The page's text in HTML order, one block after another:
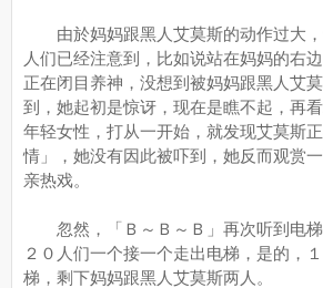
由於妈妈跟黑人艾莫斯的动作过大，
人们已经注意到，比如说站在妈妈的右
正在闭目养神，没想到被妈妈跟黑人艾
到，她起初是惊讶，现在是瞧不起，再
年轻女性，打从一开始，就发现艾莫斯
情」，她没有因此被吓到，她反而观赏
亲热戏。
忽然，「Ｂ～Ｂ～Ｂ」再次听到电梯
２０人们一个接一个走出电梯，是的，
梯，剩下妈妈跟黑人艾莫斯两人。